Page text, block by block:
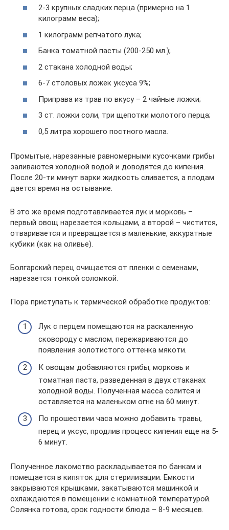
2-3 крупных сладких перца (примерно на 1
килограмм веса);
1 килограмм репчатого лука;
Банка томатной пасты (200-250 мл.);
2 стакана холодной воды;
6-7 столовых ложек уксуса 9%;
Приправа из трав по вкусу – 2 чайные ложки;
3 ст. ложки соли, три щепотки молотого перца;
0,5 литра хорошего постного масла.
Промытые, нарезанные равномерными кусочками грибы
заливаются холодной водой и доводятся до кипения.
После 20-ти минут варки жидкость сливается, а плодам
дается время на остывание.
В это же время подготавливается лук и морковь –
первый овощ нарезается кольцами, а второй – чистится,
отваривается и превращается в маленькие, аккуратные
кубики (как на оливье).
Болгарский перец очищается от пленки с семенами,
нарезается тонкой соломкой.
Пора приступать к термической обработке продуктов:
Лук с перцем помещаются на раскаленную
сковороду с маслом, пережариваются до
появления золотистого оттенка мякоти.
К овощам добавляются грибы, морковь и
томатная паста, разведенная в двух стаканах
холодной воды. Полученная масса солится и
оставляется на маленьком огне на 60 минут.
По прошествии часа можно добавить травы,
перец и уксус, продлив процесс кипения еще на 5-
6 минут.
Полученное лакомство раскладывается по банкам и
помещается в кипяток для стерилизации. Емкости
закрываются крышками, закатываются машинкой и
охлаждаются в помещении с комнатной температурой.
Солянка готова, срок годности блюда – 8-9 месяцев.